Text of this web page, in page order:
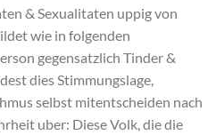
& Sexualitaten uppig von
wie in folgenden
gegensatzlich Tinder &
dies Stimmungslage,
selbst mitentscheiden nach
uber: Diese Volk, die die